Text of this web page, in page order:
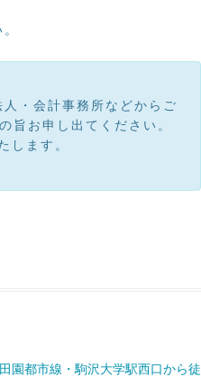
・会計事務所などからご
旨お申し出てください。
します。
園都市線・駒沢大学駅西口から徒